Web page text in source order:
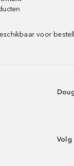
voor
Volg